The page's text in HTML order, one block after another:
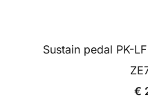
Sustain pedal PK-
€